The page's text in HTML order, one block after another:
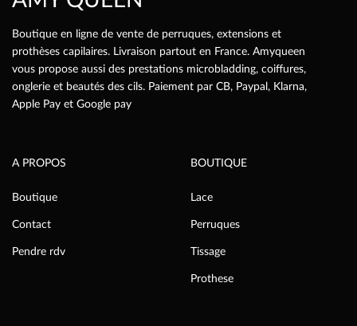
Boutique en ligne de vente de perruques, extensions et
prothèses capilaires. Livraison partout en France. Amyqueen
vous propose aussi des prestations microbladding, coiffures,
onglerie et beautés des cils. Paiement par CB, Paypal, Klarna,
Apple Pay et Google pay
A PROPOS
Boutique
Contact
Pendre rdv
BOUTIQUE
Lace
Perruques
Tissage
Prothese